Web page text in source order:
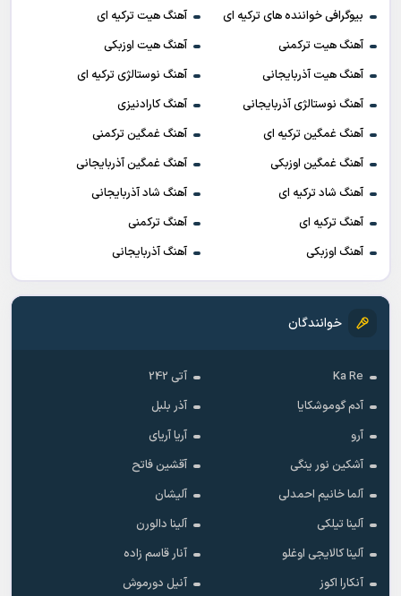
بیوگرافی خواننده های ترکیه ای
آهنگ هیت ترکیه ای
آهنگ هیت ترکمنی
آهنگ هیت اوزبکی
آهنگ هیت آذربایجانی
آهنگ نوستالژی ترکیه ای
آهنگ نوستالژی آذربایجانی
آهنگ کارادنیزی
آهنگ غمگین ترکیه ای
آهنگ غمگین ترکمنی
آهنگ غمگین اوزبکی
آهنگ غمگین آذربایجانی
آهنگ شاد ترکیه ای
آهنگ شاد آذربایجانی
آهنگ ترکیه ای
آهنگ ترکمنی
آهنگ اوزبکی
آهنگ آذربایجانی
خوانندگان
Ka Re
آتی 242
آدم گوموشکایا
آذر بلبل
آرو
آریا آریای
آشکین نور ینگی
آقشین فاتح
آلما خانیم احمدلی
آلیشان
آلینا تیلکی
آلینا دالورن
آلینا کالایجی اوغلو
آنار قاسم زاده
آنکارا اکوز
آنیل دورموش